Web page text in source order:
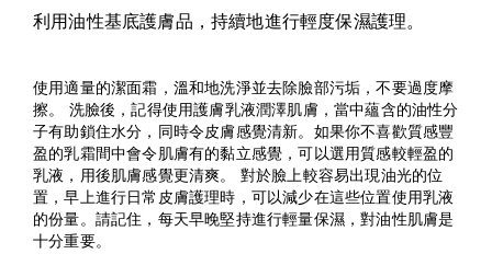
利用油性基底護膚品，持續地進行輕度保濕護理。
使用適量的潔面霜，溫和地洗淨並去除臉部污垢，不要過度摩
擦。 洗臉後，記得使用護膚乳液潤澤肌膚，當中蘊含的油性分
子有助鎖住水分，同時令皮膚感覺清新。如果你不喜歡質感豐
盈的乳霜間中會令肌膚有的黏立感覺，可以選用質感較輕盈的
乳液，用後肌膚感覺更清爽。 對於臉上較容易出現油光的位
置，早上進行日常皮膚護理時，可以減少在這些位置使用乳液
的份量。請記住，每天早晚堅持進行輕量保濕，對油性肌膚是
十分重要。